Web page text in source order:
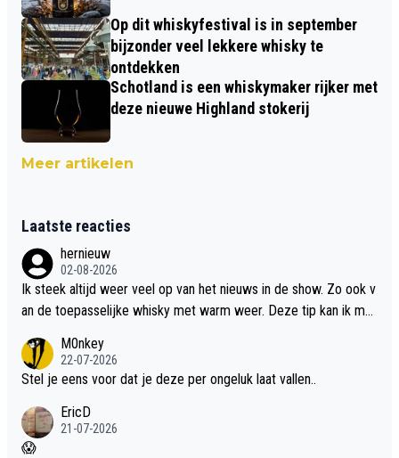
Op dit whiskyfestival is in september
bijzonder veel lekkere whisky te
ontdekken
Schotland is een whiskymaker rijker met
deze nieuwe Highland stokerij
Meer artikelen
Laatste reacties
hernieuw
02-08-2026
Ik steek altijd weer veel op van het nieuws in de show. Zo ook v
an de toepasselijke whisky met warm weer. Deze tip kan ik met
M0nkey
22-07-2026
Stel je eens voor dat je deze per ongeluk laat vallen..
EricD
21-07-2026
😱